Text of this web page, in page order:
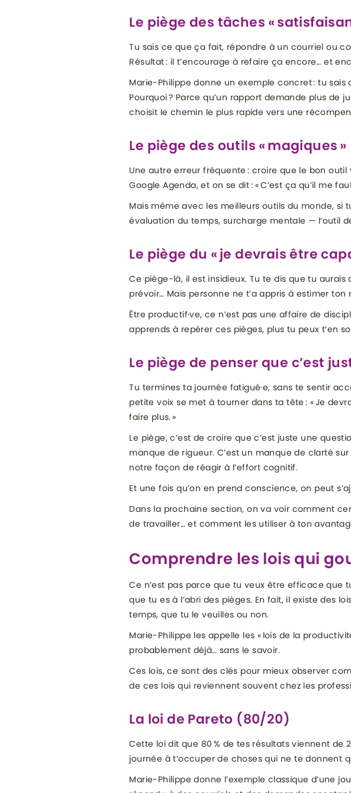
Le piège des tâches «
Tu sais ce que ça fait, répondre à un courriel ou
Résultat : il t’encourage à refaire ça encore… et
Marie-Philippe donne un exemple concret : tu
Pourquoi ? Parce qu’un rapport demande plus de
choisit le chemin le plus rapide vers une
Le piège des outils « magiques »
Une autre erreur fréquente : croire que le bon
Google Agenda, et on se dit : « C’est ça qu’il me
Mais même avec les meilleurs outils du monde,
évaluation du temps, surcharge mentale — l’outil
Le piège du « je devrais être
Ce piège-là, il est insidieux. Tu te dis que tu
prévoir… Mais personne ne t’a appris à estimer
Être productif·ve, ce n’est pas une affaire de
apprends à repérer ces pièges, plus tu peux t’en
Le piège de penser que c’est
Tu termines ta journée fatigué·e, sans te sentir
petite voix se met à tourner dans ta tête : « Je
faire plus. »
Le piège, c’est de croire que c’est juste une
manque de rigueur. C’est un manque de clarté
notre façon de réagir à l’effort cognitif.
Et une fois qu’on en prend conscience, on peut
Dans la prochaine section, on va voir comment
de travailler… et comment les utiliser à ton
Comprendre les lois qui
Ce n’est pas parce que tu veux être efficace que
que tu es à l’abri des pièges. En fait, il existe des
temps, que tu le veuilles ou non.
Marie-Philippe les appelle les « lois de la
probablement déjà… sans le savoir.
Ces lois, ce sont des clés pour mieux observer
de ces lois qui reviennent souvent chez les
La loi de Pareto (80/20)
Cette loi dit que 80 % de tes résultats viennent de
journée à t’occuper de choses qui ne te donnent
Marie-Philippe donne l’exemple classique d’une